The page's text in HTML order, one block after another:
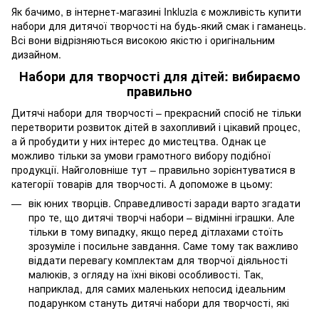
Як бачимо, в інтернет-магазині Inkluzia є можливість купити
набори для дитячої творчості на будь-який смак і гаманець.
Всі вони відрізняються високою якістю і оригінальним
дизайном.
Набори для творчості для дітей: вибираємо
правильно
Дитячі набори для творчості – прекрасний спосіб не тільки
перетворити розвиток дітей в захопливий і цікавий процес,
а й пробудити у них інтерес до мистецтва. Однак це
можливо тільки за умови грамотного вибору подібної
продукції. Найголовніше тут – правильно зорієнтуватися в
категорії товарів для творчості. А допоможе в цьому:
вік юних творців. Справедливості заради варто згадати
про те, що дитячі творчі набори – відмінні іграшки. Але
тільки в тому випадку, якщо перед дітлахами стоїть
зрозуміле і посильне завдання. Саме тому так важливо
віддати перевагу комплектам для творчої діяльності
малюків, з огляду на їхні вікові особливості. Так,
наприклад, для самих маленьких непосид ідеальним
подарунком стануть дитячі набори для творчості, які